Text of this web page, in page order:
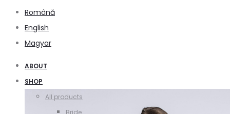
Română
English
Magyar
ABOUT
SHOP
All products